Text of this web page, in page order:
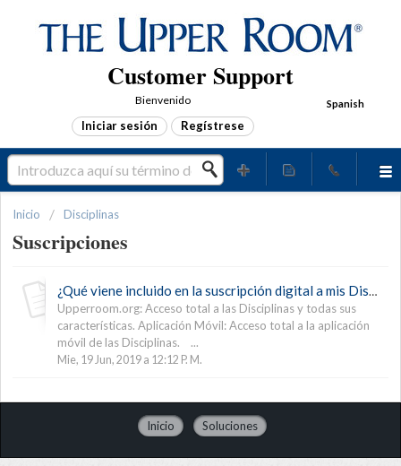
Customer Support
Spanish
Bienvenido
Iniciar sesión Regístrese
Inicio Disciplinas
Suscripciones
¿Qué viene incluido en la suscripción digital a mis Disciplinas?
Upperroom.org: Acceso total a las Disciplinas y todas sus
características. Aplicación Móvil: Acceso total a la aplicación
móvil de las Disciplinas. ...
Mie, 19 Jun, 2019 a 12:12 P. M.
Inicio Soluciones